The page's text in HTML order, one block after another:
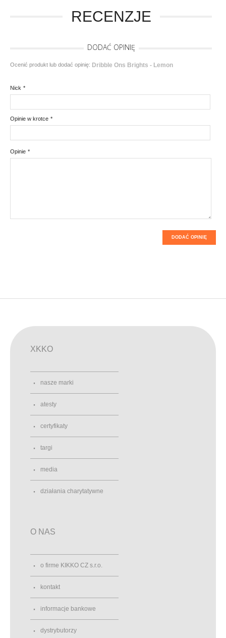
RECENZJE
DODAĆ OPINIĘ
Ocenić produkt lub dodać opinię: Dribble Ons Brights - Lemon
*
Nick
*
Opinie w krotce
*
Opinie
DODAĆ OPINIĘ
XKKO
nasze marki
atesty
certyfikaty
targi
media
działania charytatywne
O NAS
o firme KIKKO CZ s.r.o.
kontakt
informacje bankowe
dystrybutorzy